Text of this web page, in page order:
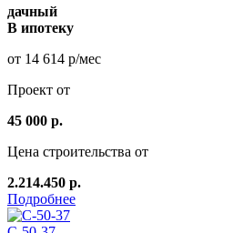
дачный
В ипотеку
от 14 614 р/мес
Проект от
45 000 р.
Цена строительства от
2.214.450 р.
Подробнее